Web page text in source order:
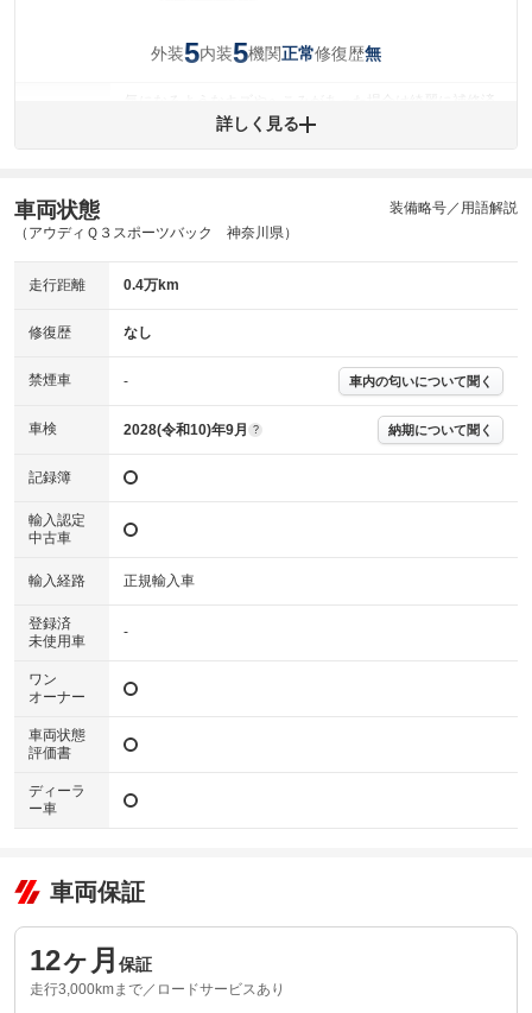
外装5内装5機関正常修復歴無
みですが、 小さなキズやヘコミが残っている場合もありま
内装
(内装状態)
気になる汚れ等がない綺麗な室内を保っています。
下さい。
および表示項目が異なる場合がございます。
※グー鑑定の評価はあくまでも記載している鑑定日の鑑定結果となりま
詳しく見る
車両状態
（アウディＱ３スポーツバック 神奈川県）
装備略号／用語解説
走行距離 0.4万km
修復歴 なし
禁煙車 - 車内の匂いについて聞く
車検 2028(令和10)年9月 ? 納期について聞く
記録簿
輸入認定
中古車
輸入経路 正規輸入車
登録済
未使用車
-
ワン
オーナー
車両状態
評価書
ディーラ
ー車
車両保証
12ヶ月 保証
走行3,000kmまで／ロードサービスあり